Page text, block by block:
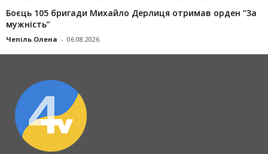
Боєць 105 бригади Михайло Дерлиця отримав орден “За
мужність”
Чепіль Олена - 06.08.2026